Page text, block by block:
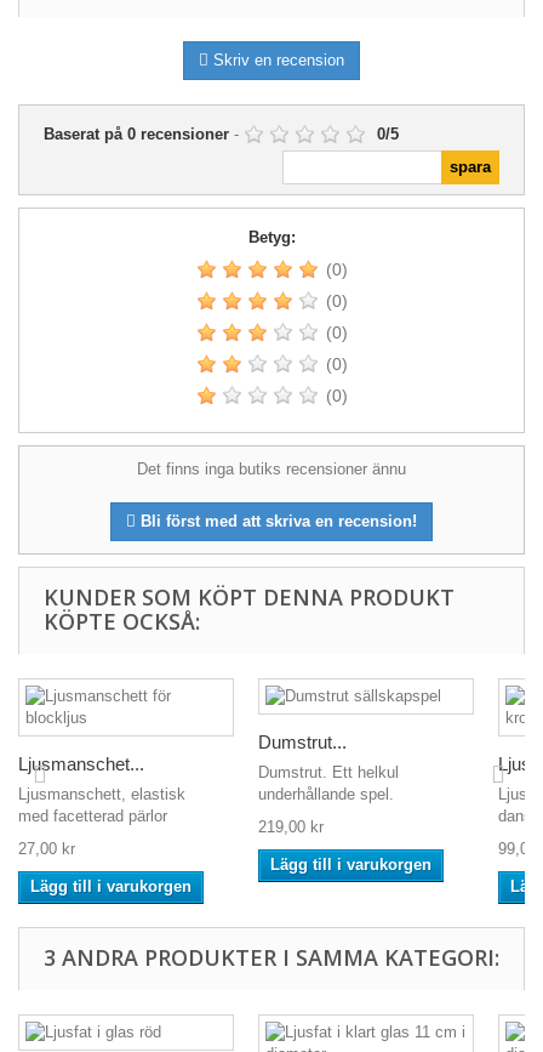
Skriv en recension
Baserat på 0 recensioner - 0/5
Betyg:
(0)
(0)
(0)
(0)
(0)
Det finns inga butiks recensioner ännu
Bli först med att skriva en recension!
KUNDER SOM KÖPT DENNA PRODUKT
KÖPTE OCKSÅ:
Ljusmanschet...
Ljusmanschett, elastisk
med facetterad pärlor
27,00 kr
Lägg till i varukorgen
Dumstrut...
Dumstrut. Ett helkul
underhållande spel.
219,00 kr
Lägg till i varukorgen
99,00
3 ANDRA PRODUKTER I SAMMA KATEGORI: